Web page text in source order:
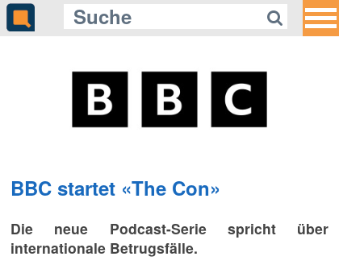
BBC startet «The Con»
Die neue Podcast-Serie spricht über
internationale Betrugsfälle.